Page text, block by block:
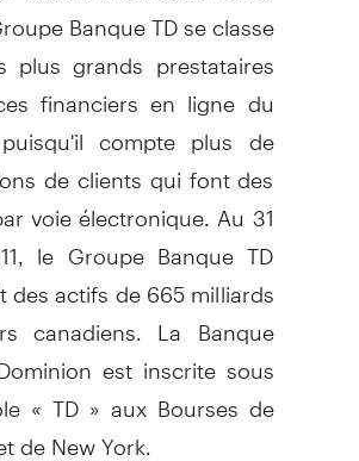
Banque TD se classe
plus grands prestataires
financiers en ligne du
compte plus de
de clients qui font des
voie électronique. Au 31
le Groupe Banque TD
des actifs de 665 milliards
canadiens. La Banque
est inscrite sous
« TD » aux Bourses de
de New York.